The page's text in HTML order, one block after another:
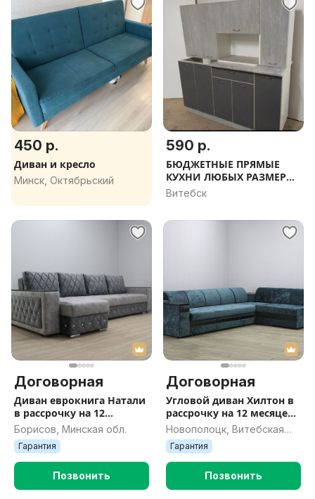
450 р.
Диван и кресло
Минск, Октябрьский
590 р.
БЮДЖЕТНЫЕ ПРЯМЫЕ
КУХНИ ЛЮБЫХ РАЗМЕРОВ
.в
Витебск
Договорная
Диван еврокнига Натали
в рассрочку на 12
месяцев под 0%
Борисов, Минская обл.
Гарантия
Позвонить
Договорная
Угловой диван Хилтон в
рассрочку на 12 месяцев
под 0%
Новополоцк, Витебская
обл.
Гарантия
Позвонить